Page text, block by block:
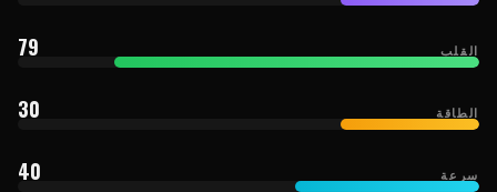
القلب 79
الطاقة 30
سرعة 40